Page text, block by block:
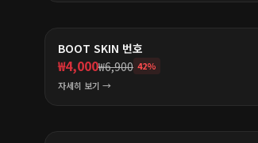
BOOT SKIN 번호
₩4,000₩6,900 42%
자세히 보기 →